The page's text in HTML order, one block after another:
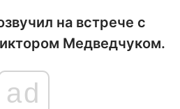
на встрече с
Медведчуком.
ad